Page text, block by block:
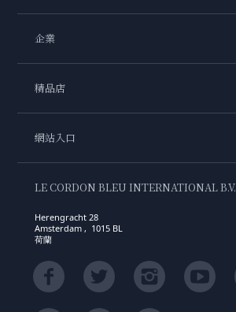
企業
精品店
網站入口
LE CORDON BLEU INTERNATIONAL B.V.
Herengracht 28
Amsterdam , 1015 BL
荷蘭